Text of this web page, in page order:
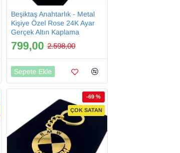
Beşiktaş Anahtarlık - Metal
Kişiye Özel Rose 24K Ayar
Gerçek Altın Kaplama
799,00 2.598,00
Sepete Ekle
ÇOK SATAN
-69 %